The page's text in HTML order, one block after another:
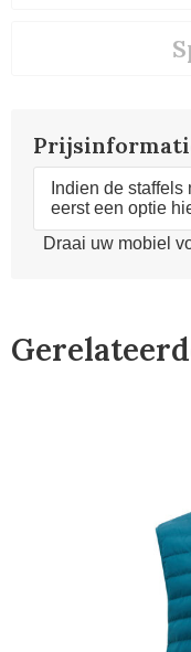
Indien de
eerst een optie
Draai uw mobiel